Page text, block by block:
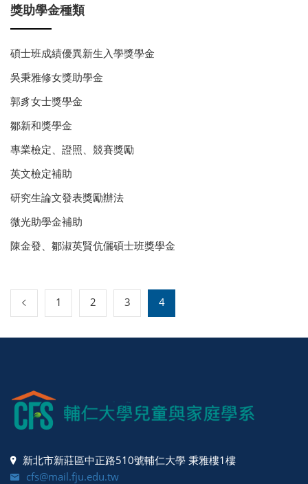
獎助學金種類
碩士班成績優異新生入學獎學金
吳秉雅修女獎助學金
郭豸女士獎學金
鄒新和獎學金
專業檢定、證照、競賽獎勵
英文檢定補助
研究生論文發表獎勵辦法
微光助學金補助
陳金發、鄒淑英賢伉儷碩士班獎學金
1 2 3 4
新北市新莊區中正路510號輔仁大學 秉雅樓1樓
cfs@mail.fju.edu.tw